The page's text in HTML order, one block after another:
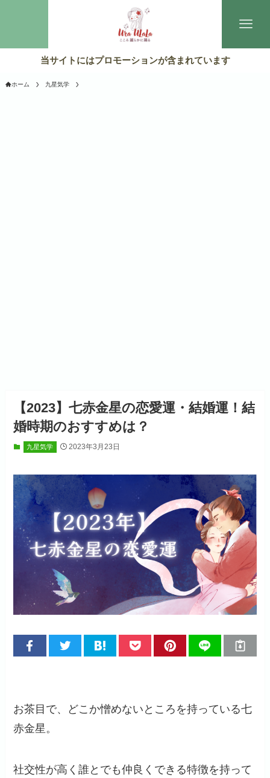
当サイトにはプロモーションが含まれています
ホーム 九星気学
【2023】七赤金星の恋愛運・結婚運！結
婚時期のおすすめは？
九星気学 2023年3月23日
お茶目で、どこか憎めないところを持っている七
赤金星。
社交性が高く誰とでも仲良くできる特徴を持って